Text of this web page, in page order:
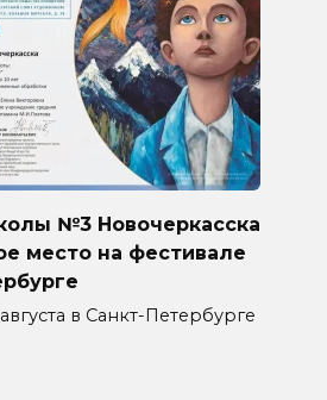
№3 Новочеркасска
место на фестивале
в Санкт-Петербурге